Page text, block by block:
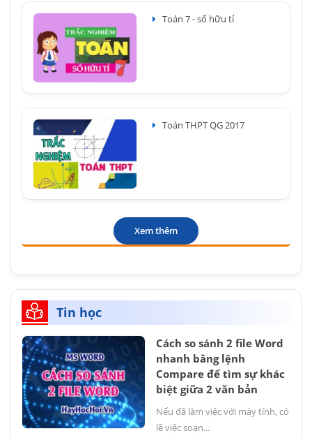
Toán 7 - số hữu tỉ
Toán THPT QG 2017
Xem thêm
Tin học
Cách so sánh 2 file Word
nhanh bằng lệnh
Compare để tìm sự khác
biệt giữa 2 văn bản
Nếu đã làm việc với máy tính, có
lẽ việc soạn...